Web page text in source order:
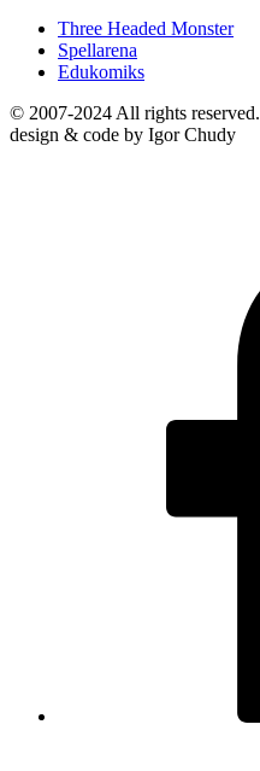
Three Headed Monster
Spellarena
Edukomiks
© 2007-2024 All rights reserved.
design & code by Igor Chudy